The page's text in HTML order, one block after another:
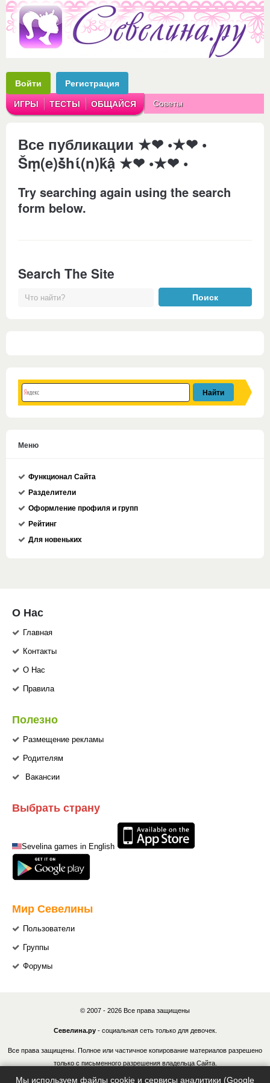
Войти Регистрация
ИГРЫ ТЕСТЫ ОБЩАЙСЯ Советы
Все публикации ★❤ •★❤ •
Šṃ(e)ṧhί(n)ḱậ ★❤ •★❤ •
Try searching again using the search
form below.
Search The Site
Меню
Функционал Сайта
Разделители
Оформление профиля и групп
Рейтинг
Для новеньких
О Нас
Главная
Контакты
О Нас
Правила
Полезно
Размещение рекламы
Родителям
Вакансии
Выбрать страну
Sevelina games in English
Мир Севелины
Пользователи
Группы
Форумы
© 2007 - 2026 Все права защищены
Севелина.ру- социальная сеть только для девочек.
Все права защищены. Полное или частичное копирование материалов разрешено
только с письменного разрешения владельца Сайта.
Мы используем файлы cookie и сервисы аналитики (Google